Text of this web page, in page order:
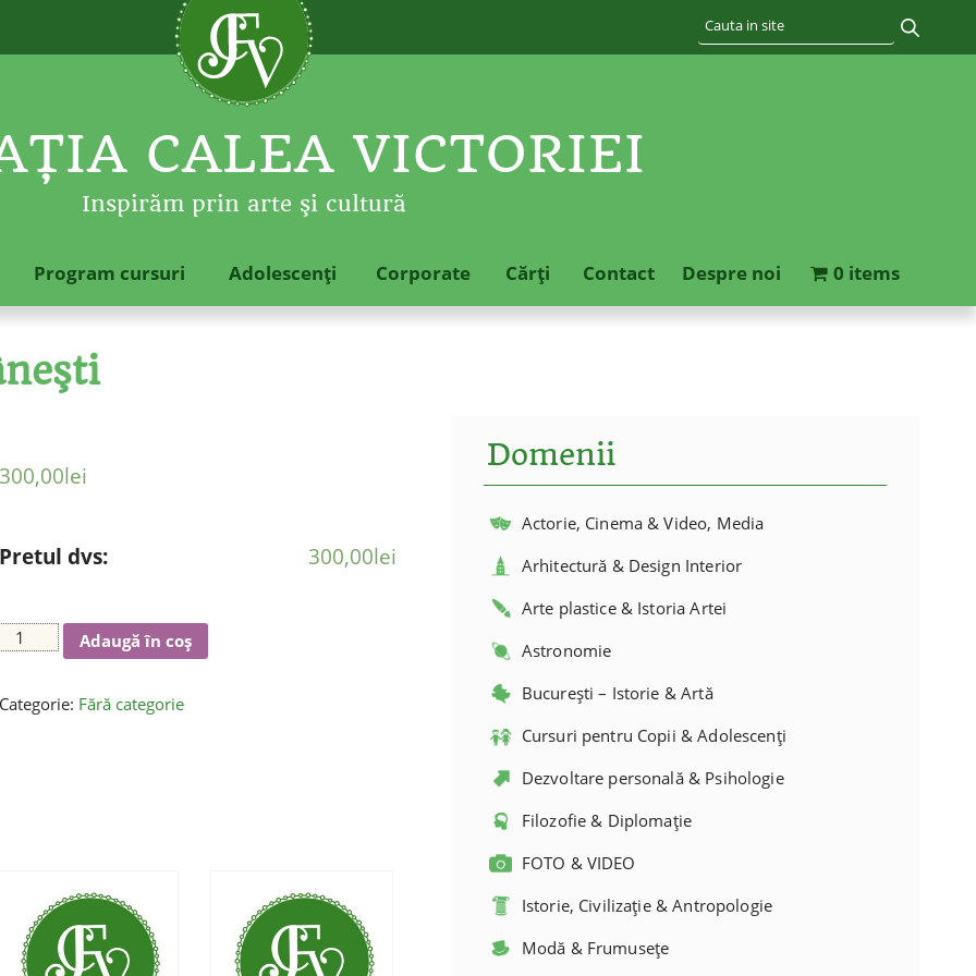
CALEA VICTORIEI
Inspirăm prin arte şi cultură
Program cursuri Adolescenţi Corporate Cărţi Contact Despre noi 0 items
300,00lei
Pretul dvs: 300,00lei
Cantitate
Atelier
Vinuri
Adaugă în coș
Categorie: Fără categorie
Domenii
Actorie, Cinema & Video, Media
Arhitectură & Design Interior
Arte plastice & Istoria Artei
Astronomie
București – Istorie & Artă
Cursuri pentru Copii & Adolescenți
Dezvoltare personală & Psihologie
Filozofie & Diplomație
FOTO & VIDEO
Istorie, Civilizație & Antropologie
Modă & Frumusețe